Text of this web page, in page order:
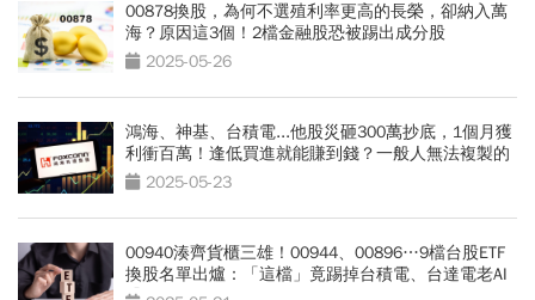
00878換股，為何不選殖利率更高的長榮，卻納入萬
海？原因這3個！2檔金融股恐被踢出成分股
2025-05-26
鴻海、神基、台積電...他股災砸300萬抄底，1個月獲
利衝百萬！逢低買進就能賺到錢？一般人無法複製的
3個原因
2025-05-23
00940湊齊貨櫃三雄！00944、00896…9檔台股ETF
換股名單出爐：「這檔」竟踢掉台積電、台達電老AI